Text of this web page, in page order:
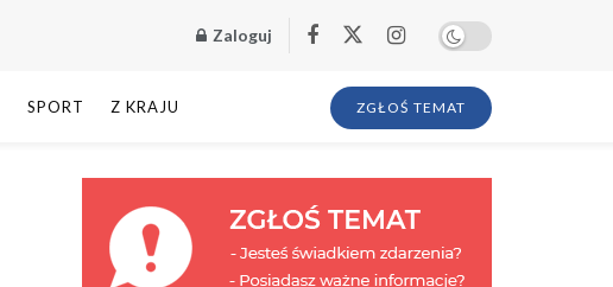
Zaloguj
SPORT Z KRAJU ZGŁOŚ TEMAT